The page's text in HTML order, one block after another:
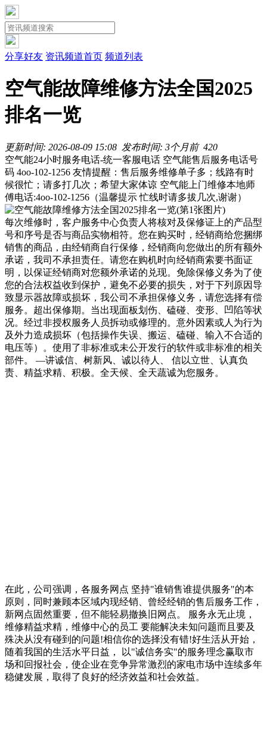
分享好友 资讯频道首页 频道列表
空气能故障维修方法全国2025
排名一览
更新时间: 2026-08-09 15:08 发布时间: 3个月前 420
空气能24小时服务电话-统一客服电话 空气能售后服务电话号
码 4oo-102-1256 友情提醒：售后服务维修单子多；线路有时
候很忙；请多打几次；希望大家体谅 空气能上门维修本地师
傅电话:4oo-102-1256（温馨提示 忙线时请多拔几次,谢谢）
每次维修时，客户服务中心负责人将核对及保修证上的产品型
号和序号是否与商品实物相符。您在购买时，经销商给您捆绑
销售的商品，由经销商自行保修，经销商向您做出的所有额外
承诺，我司不承担责任。请您在购机时向经销商索要书面证
明，以保证经销商对您额外承诺的兑现。免除保修义务为了使
您的合法权益收到保护，避免不必要的损失，对于下列原因导
致显示器故障或损坏，我公司不承担保修义务，请您选择有偿
服务。超出保修期。当出现面板划伤、磕碰、变形、凹陷等状
况。经过非授权服务人员拆动或修理的。意外因素或人为行为
及外力造成损坏（包括操作失误、搬运、磕碰、输入不合适的
电压等）。使用了非标准或未公开发行的软件或非标准的相关
部件。 —讲诚信、树新风、诚以待人、 信以立世、认真负
责、精益求精、积极。全天候、全天蔬诚为您服务。
在此，公司强调，各服务网点 坚持"谁销售谁提供服务"的本
原则，同时兼顾本区域内现经销、曾经经销的售后服务工作，
新网点固然重要，但不能轻易撤换旧网点。 服务永无止境，
维修精益求精，维修中心的员工 要能解决未知问题而且要及
殊决从没有碰到的问题!相信你的选择没有错!好生活从开始，
随着我国的生活水平日益， 以"诚信务实"的服务理念赢取市
场和回报社会，使企业在竞争异常激烈的家电市场中连续多年
稳健发展，取得了良好的经济效益和社会效益。